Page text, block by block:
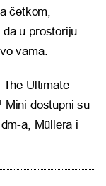
četkom,
u prostoriju
vama.
Ultimate
dostupni su
a, Müllera i